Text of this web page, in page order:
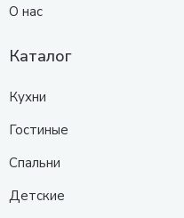
О нас
Каталог
Кухни
Гостиные
Спальни
Детские